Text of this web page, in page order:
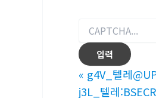
« g4V_텔레
j3L_텔레